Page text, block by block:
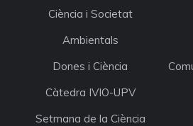
Ciència i Societat
Ambientals
Dones i Ciència
Càtedra IVIO-UPV
Setmana de la Ciència